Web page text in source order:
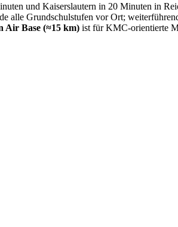
und Kaiserslautern in 20 Minuten in
alle Grundschulstufen vor Ort;
Air Base (≈15 km) ist für KMC-orientierte